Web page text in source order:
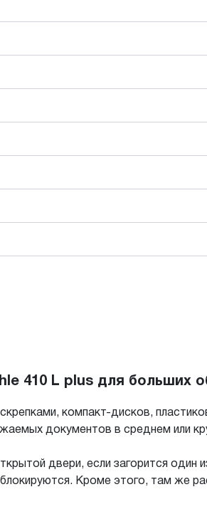
410 L plus для больших
компакт-дисков,
документов в среднем или
двери, если загорится один
Кроме этого, там же